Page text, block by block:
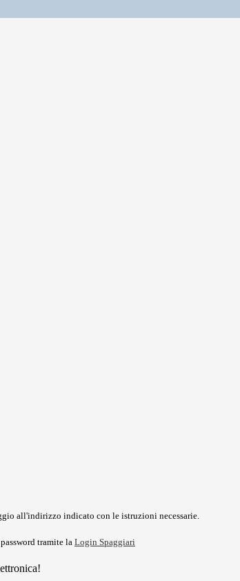
all'indirizzo indicato con le istruzioni necessarie.
tramite la Login Spaggiari